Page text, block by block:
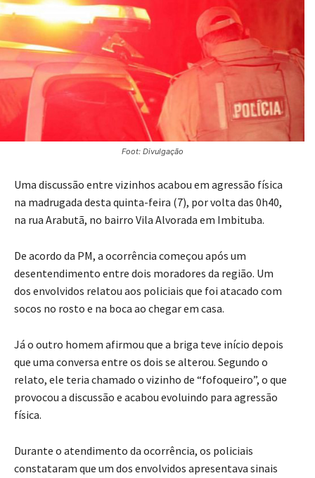
Foot: Divulgação
Uma discussão entre vizinhos acabou em agressão física
na madrugada desta quinta-feira (7), por volta das 0h40,
na rua Arabutã, no bairro Vila Alvorada em Imbituba.
De acordo da PM, a ocorrência começou após um
desentendimento entre dois moradores da região. Um
dos envolvidos relatou aos policiais que foi atacado com
socos no rosto e na boca ao chegar em casa.
Já o outro homem afirmou que a briga teve início depois
que uma conversa entre os dois se alterou. Segundo o
relato, ele teria chamado o vizinho de “fofoqueiro”, o que
provocou a discussão e acabou evoluindo para agressão
física.
Durante o atendimento da ocorrência, os policiais
constataram que um dos envolvidos apresentava sinais